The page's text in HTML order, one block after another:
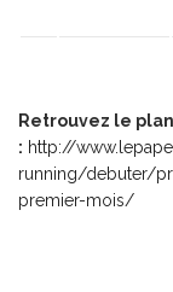
Retrouvez le
: http://
running/debuter/
premier-mois/